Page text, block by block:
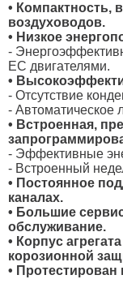
• Компактность,
воздуховодов.
• Низкое
-
ЕС двигателями.
•
- Отсутствие
- Автоматическое
• Встроенная,
- Эффективные
- Встроенный
• Постоянное
каналах.
• Большие
обслуживание.
• Корпус
корозионной
• Протестирован